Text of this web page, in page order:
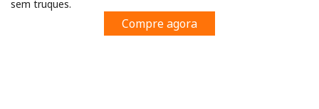
ou
sem truques.
Compre agora